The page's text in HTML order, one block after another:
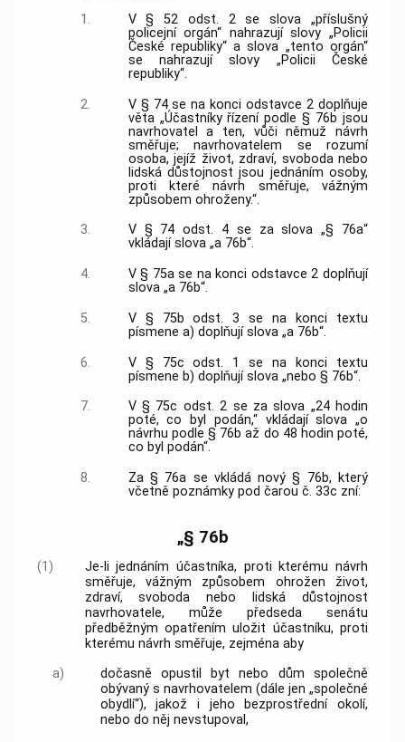
1.
V § 52 odst. 2 se slova „příslušný
policejní orgán“ nahrazují slovy „Policii
České republiky“ a slova „tento orgán“
se nahrazují slovy „Policii České
republiky“.
2.
V § 74 se na konci odstavce 2 doplňuje
věta „Účastníky řízení podle § 76b jsou
navrhovatel a ten, vůči němuž návrh
směřuje; navrhovatelem se rozumí
osoba, jejíž život, zdraví, svoboda nebo
lidská důstojnost jsou jednáním osoby,
proti které návrh směřuje, vážným
způsobem ohroženy.“.
3.
V § 74 odst. 4 se za slova „§ 76a“
vkládají slova „a 76b“.
4.
V § 75a se na konci odstavce 2 doplňují
slova „a 76b“.
5.
V § 75b odst. 3 se na konci textu
písmene a) doplňují slova „a 76b“.
6.
V § 75c odst. 1 se na konci textu
písmene b) doplňují slova „nebo § 76b“.
7.
V § 75c odst. 2 se za slova „24 hodin
poté, co byl podán,“ vkládají slova „o
návrhu podle § 76b až do 48 hodin poté,
co byl podán“.
8.
Za § 76a se vkládá nový § 76b, který
včetně poznámky pod čarou č. 33c zní:
„§ 76b
(1)
Je-li jednáním účastníka, proti kterému návrh
směřuje, vážným způsobem ohrožen život,
zdraví, svoboda nebo lidská důstojnost
navrhovatele, může předseda senátu
předběžným opatřením uložit účastníku, proti
kterému návrh směřuje, zejména aby
a)
dočasně opustil byt nebo dům společně
obývaný s navrhovatelem (dále jen „společné
obydlí“), jakož i jeho bezprostřední okolí,
nebo do něj nevstupoval,